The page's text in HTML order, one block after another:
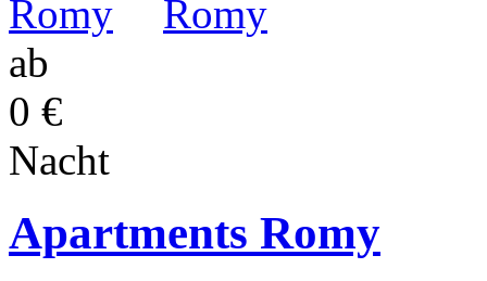
ab
0 €
Nacht
Apartments Romy